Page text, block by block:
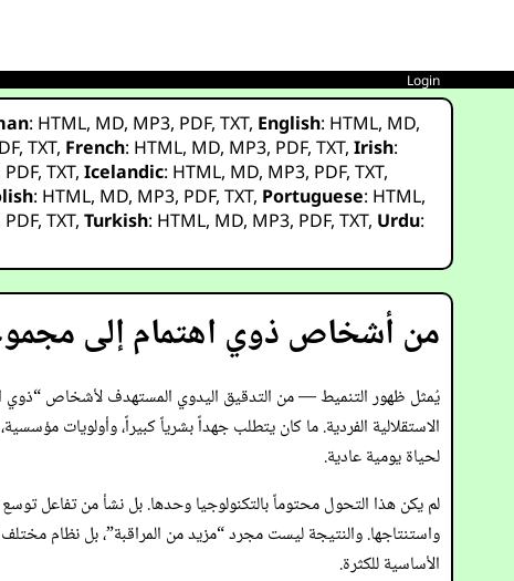
Login
: HTML, MD, MP3, PDF,TXT, English: HTML, MD,
,TXT, French: HTML, MD, MP3, PDF,TXT,Irish:
PDF,TXT,Icelandic: HTML, MD, MP3, PDF,TXT,
: HTML, MD, MP3, PDF,TXT, Portuguese: HTML,
PDF,TXT,Turkish: HTML, MD, MP3, PDF,TXT, Urdu:
من أشخاص ذوي اهتمام إلى
يُمثل ظهور التنميط — من التدقيق اليدوي المستهدف لأشخاص “ذوي
الاستقلالية الفردية. ما كان يتطلب جهداً بشرياً كبيراً، وأولويات
لحياة يومية عادية.
لم يكن هذا التحول محتوماً بالتكنولوجيا وحدها. بل نشأ من تفاعل
واستنتاجها. والنتيجة ليست مجرد “مزيد من المراقبة”، بل نظام مختلف
الأساسية للكثرة.